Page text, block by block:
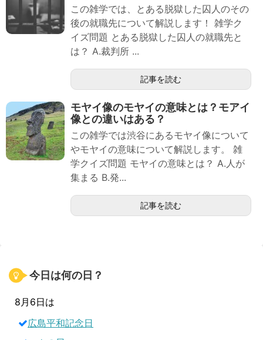
この雑学では、とある脱獄した囚人のその
後の就職先について解説します！ 雑学ク
イズ問題 とある脱獄した囚人の就職先と
は？ A.裁判所 ...
記事を読む
モヤイ像のモヤイの意味とは？モアイ
像との違いはある？
この雑学では渋谷にあるモヤイ像について
やモヤイの意味について解説します。 雑
学クイズ問題 モヤイの意味とは？ A.人が
集まる B.発...
記事を読む
今日は何の日？
8月6日は
広島平和記念日